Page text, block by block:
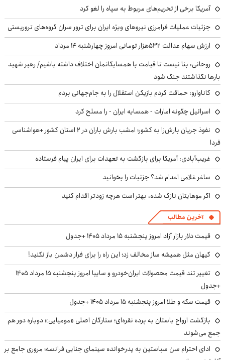
آمریکا برخی از تحریم‌های مربوط به سپاه را لغو کرد
جزئیات عملیات فرامرزی نیروهای ویژه ایران برای ترور سران گروه‌های تروریستی
ارزش سهام عدالت ۵۳۲هزار تومانی امروز چهارشنبه ۱۴ مرداد
روحانی: بنا نیست تا قیامت با همسایگانمان اختلاف داشته باشیم/ رهبر شهید
بارها نگذاشتند جنگ شود
کاناوارو: حماقت کردم بازیکن استقلال را به جام‌جهانی بردم
اسرائیل چگونه امارات - همسایه ایران - را مسلح کرد
نفوذ جریان بارش‌زا به کشور؛ امشب بارش باران در ۲ استان کشور +هواشناسی
فردا
غریب‌آبادی: آمریکا برای بازگشت به تعهدات برای ایران پیام فرستاده
ساغر غلامی اعدام شد؟ جزئیات را بخوانید
اگر موهایتان نازک شده، بهتر است هرچه زودتر اقدام کنید
آخرین مطالب
قیمت دلار بازار آزاد امروز پنجشنبه ۱۵ مرداد ۱۴۰۵ +جدول
کیهان مثل همیشه ساز مخالف زد؛ این راه را برای فرار دشمن باز نکنید!
تغییر تند قیمت محصولات ایران‌خودرو و سایپا امروز پنجشنبه ۱۵ مرداد ۱۴۰۵
+جدول
قیمت سکه و طلا امروز پنجشنبه ۱۵ مرداد ۱۴۰۵ +جدول
بازگشت ارواح باستان به پرده نقره‌ای؛ ستارگان اصلی «مومیایی» دوباره دور هم
جمع می‌شوند
ادای احترام سن سباستین به پدرخوانده سینمای جنایی فرانسه؛ مروری جامع بر